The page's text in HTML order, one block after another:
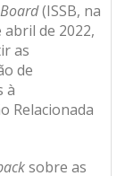
(ISSB, na
de 2022,
as
de
à
Relacionada
sobre as